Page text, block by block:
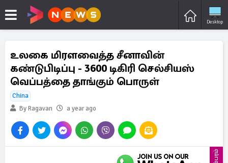
Desktop
உலகை மிரளவைத்த சீனாவின்
கண்டுபிடிப்பு - 3600 டிகிரி செல்சியஸ்
வெப்பத்தை தாங்கும் பொருள்
China
By Ragavan
a year ago